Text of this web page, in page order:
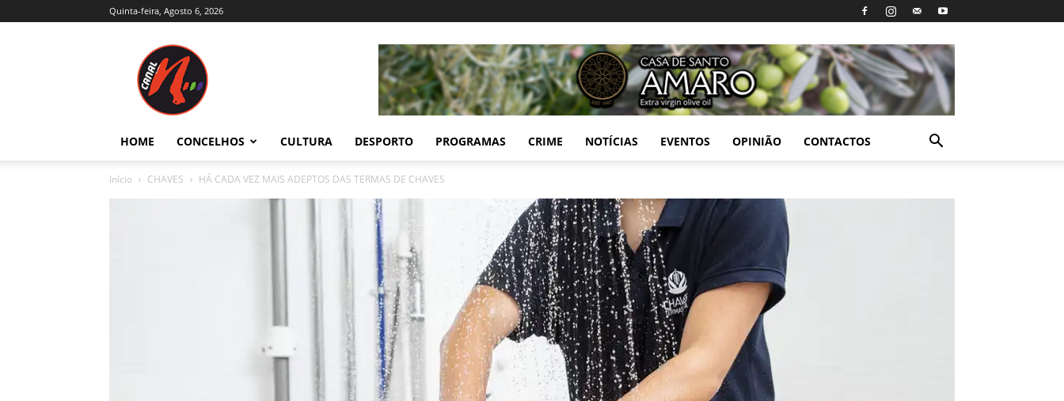
Quinta-feira, Agosto 6, 2026
Trás-
e
Alto
HOME CONCELHOS CULTURA DESPORTO PROGRAMAS CRIME NOTÍCIAS EVENTOS OPINIÃO CONTACTOS
Início CHAVES HÁ CADA VEZ MAIS ADEPTOS DAS TERMAS DE CHAVES